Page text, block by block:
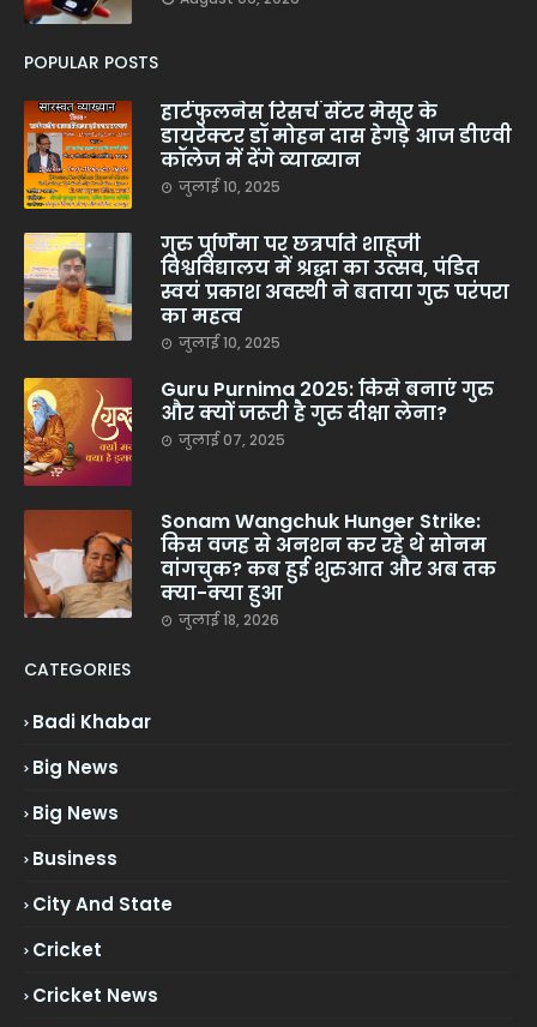
POPULAR POSTS
हार्टफुलनेस रिसर्च सेंटर मैसूर के
डायरेक्टर डॉ मोहन दास हेगड़े आज डीएवी
कॉलेज में देंगे व्याख्यान
जुलाई 10, 2025
गुरु पूर्णिमा पर छत्रपति शाहूजी
विश्वविद्यालय में श्रद्धा का उत्सव, पंडित
स्वयं प्रकाश अवस्थी ने बताया गुरु परंपरा
का महत्व
जुलाई 10, 2025
Guru Purnima 2025: किसे बनाएं गुरु
और क्यों जरूरी है गुरु दीक्षा लेना?
जुलाई 07, 2025
Sonam Wangchuk Hunger Strike:
किस वजह से अनशन कर रहे थे सोनम
वांगचुक? कब हुई शुरुआत और अब तक
क्या-क्या हुआ
जुलाई 18, 2026
CATEGORIES
Badi Khabar
Big News
Big News
Business
City And State
Cricket
Cricket News